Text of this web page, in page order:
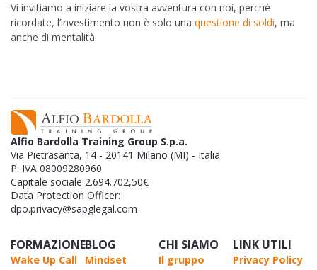
Vi invitiamo a iniziare la vostra avventura con noi, perché
ricordate, l’investimento non è solo una questione di soldi, ma
anche di mentalità.
Alfio Bardolla Training Group S.p.a.
Via Pietrasanta, 14 - 20141 Milano (MI) - Italia
P. IVA 08009280960
Capitale sociale 2.694.702,50€
Data Protection Officer:
dpo.privacy@sapglegal.com
FORMAZIONE
Wake Up Call
BLOG
Mindset
CHI SIAMO
Il gruppo
LINK UTILI
Privacy Policy